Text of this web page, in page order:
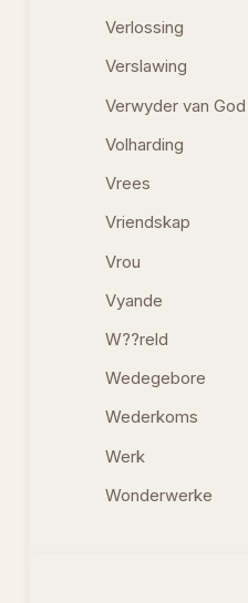
Verlossing
Verslawing
Verwyder van God
Volharding
Vrees
Vriendskap
Vrou
Vyande
W??reld
Wedegebore
Wederkoms
Werk
Wonderwerke